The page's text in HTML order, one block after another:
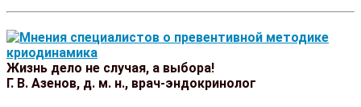
Жизнь дело не случая, а выбора!
Г. В. Азенов, д. м. н., врач-эндокринолог